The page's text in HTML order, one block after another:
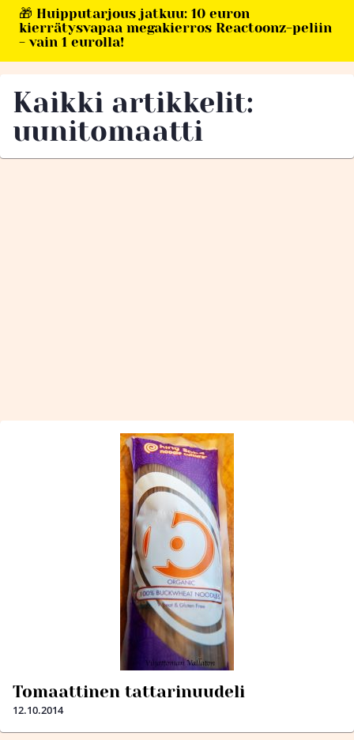
🎁 Huipputarjous jatkuu: 10 euron
kierrätysvapaa megakierros Reactoonz-peliin
- vain 1 eurolla!
Kaikki artikkelit:
uunitomaatti
Tomaattinen tattarinuudeli
12.10.2014